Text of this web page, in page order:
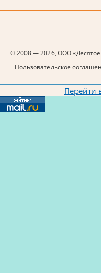
© 2008 — 2026, ООО
Пользовательское
Перейти